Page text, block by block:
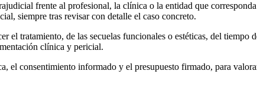
frente al profesional, la clínica o la entidad que
siempre tras revisar con detalle el caso concreto.
el tratamiento, de las secuelas funcionales o estéticas, del
clínica y pericial.
el consentimiento informado y el presupuesto firmado, para